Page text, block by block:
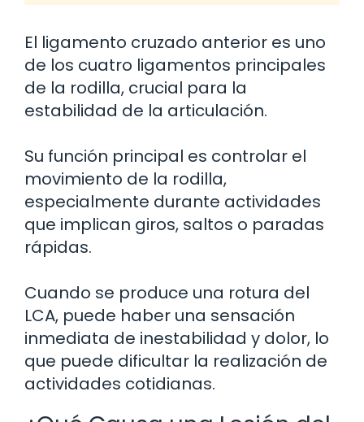
El ligamento cruzado anterior es uno
de los cuatro ligamentos principales
de la rodilla, crucial para la
estabilidad de la articulación.
Su función principal es controlar el
movimiento de la rodilla,
especialmente durante actividades
que implican giros, saltos o paradas
rápidas.
Cuando se produce una rotura del
LCA, puede haber una sensación
inmediata de inestabilidad y dolor, lo
que puede dificultar la realización de
actividades cotidianas.